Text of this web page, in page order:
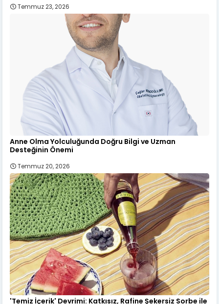
Temmuz 23, 2026
Anne Olma Yolculuğunda Doğru Bilgi ve Uzman
Desteğinin Önemi
Temmuz 20, 2026
'Temiz İçerik' Devrimi: Katkısız, Rafine Şekersiz Sorbe ile